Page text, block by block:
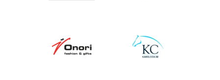
Afbeelding Afbeelding